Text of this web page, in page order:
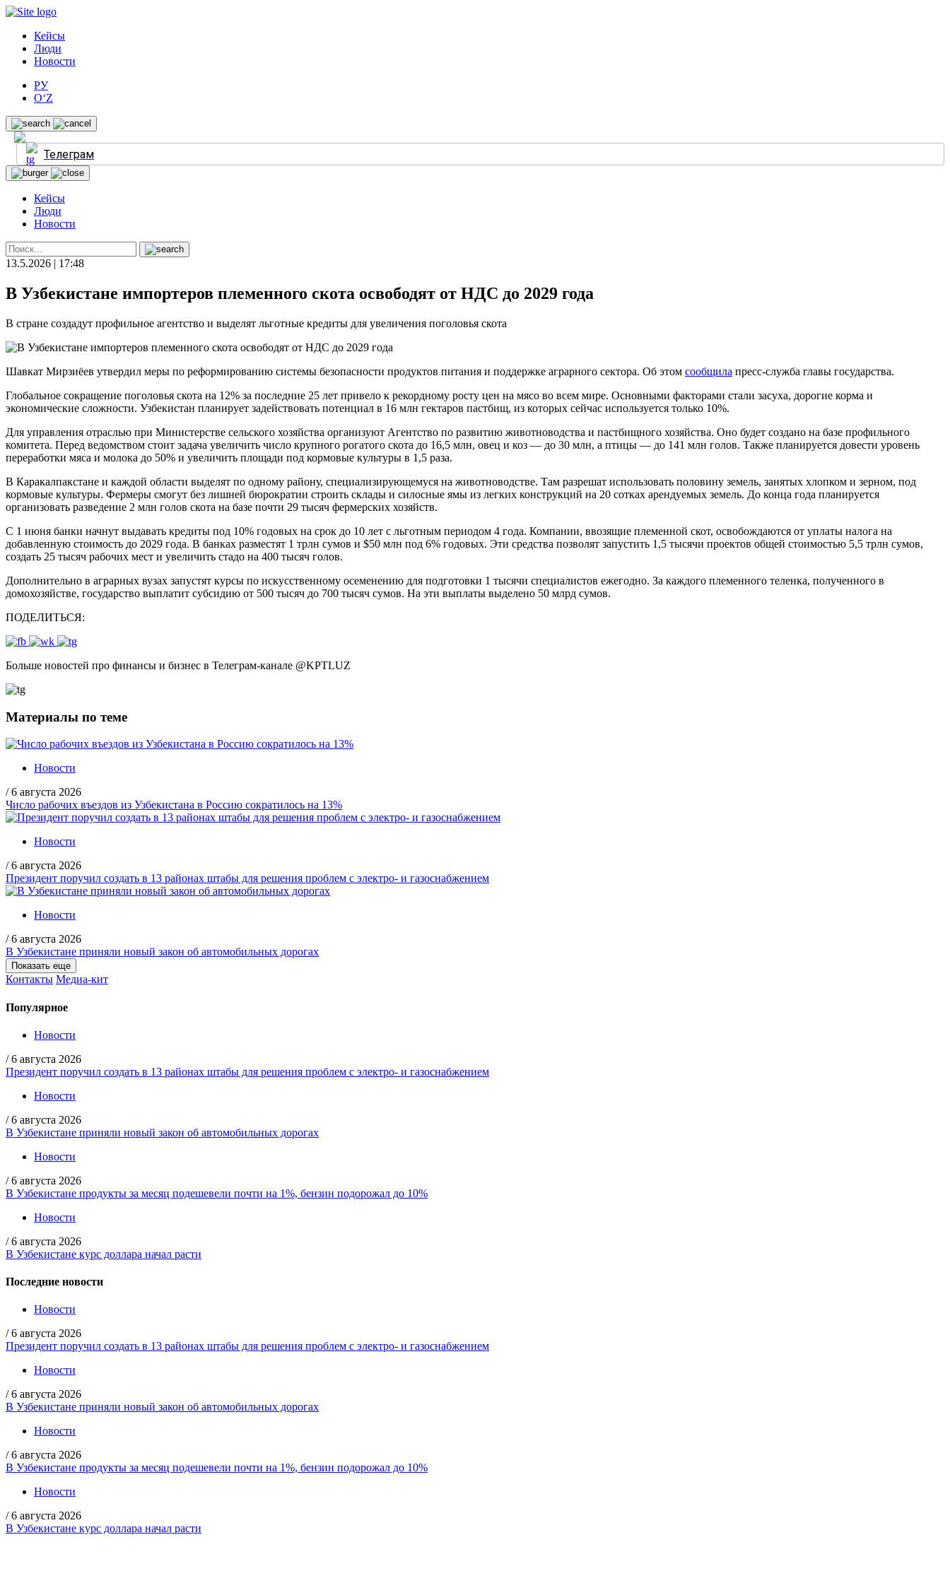
Кейсы
Люди
Новости
РУ
O‘Z
Телеграм
Кейсы
Люди
Новости
13.5.2026 | 17:48
В Узбекистане импортеров племенного скота освободят от НДС до 2029 года
В стране создадут профильное агентство и выделят льготные кредиты для увеличения поголовья скота
Шавкат Мирзиёев утвердил меры по реформированию системы безопасности продуктов питания и поддержке аграрного сектора. Об этом сообщила пресс-служба главы государства.
Глобальное сокращение поголовья скота на 12% за последние 25 лет привело к рекордному росту цен на мясо во всем мире. Основными факторами стали засуха, дорогие корма и
экономические сложности. Узбекистан планирует задействовать потенциал в 16 млн гектаров пастбищ, из которых сейчас используется только 10%.
Для управления отраслью при Министерстве сельского хозяйства организуют Агентство по развитию животноводства и пастбищного хозяйства. Оно будет создано на базе профильного
комитета. Перед ведомством стоит задача увеличить число крупного рогатого скота до 16,5 млн, овец и коз — до 30 млн, а птицы — до 141 млн голов. Также планируется довести уровень
переработки мяса и молока до 50% и увеличить площади под кормовые культуры в 1,5 раза.
В Каракалпакстане и каждой области выделят по одному району, специализирующемуся на животноводстве. Там разрешат использовать половину земель, занятых хлопком и зерном, под
кормовые культуры. Фермеры смогут без лишней бюрократии строить склады и силосные ямы из легких конструкций на 20 сотках арендуемых земель. До конца года планируется
организовать разведение 2 млн голов скота на базе почти 29 тысяч фермерских хозяйств.
С 1 июня банки начнут выдавать кредиты под 10% годовых на срок до 10 лет с льготным периодом 4 года. Компании, ввозящие племенной скот, освобождаются от уплаты налога на
добавленную стоимость до 2029 года. В банках разместят 1 трлн сумов и $50 млн под 6% годовых. Эти средства позволят запустить 1,5 тысячи проектов общей стоимостью 5,5 трлн сумов,
создать 25 тысяч рабочих мест и увеличить стадо на 400 тысяч голов.
Дополнительно в аграрных вузах запустят курсы по искусственному осеменению для подготовки 1 тысячи специалистов ежегодно. За каждого племенного теленка, полученного в
домохозяйстве, государство выплатит субсидию от 500 тысяч до 700 тысяч сумов. На эти выплаты выделено 50 млрд сумов.
ПОДЕЛИТЬСЯ:
Больше новостей про финансы и бизнес в Телеграм-канале @KPTLUZ
Материалы по теме
Новости
/ 6 августа 2026
Число рабочих въездов из Узбекистана в Россию сократилось на 13%
Новости
/ 6 августа 2026
Президент поручил создать в 13 районах штабы для решения проблем с электро- и газоснабжением
Новости
/ 6 августа 2026
В Узбекистане приняли новый закон об автомобильных дорогах
Показать еще
Контакты Медиа-кит
Популярное
Новости
/ 6 августа 2026
Президент поручил создать в 13 районах штабы для решения проблем с электро- и газоснабжением
Новости
/ 6 августа 2026
В Узбекистане приняли новый закон об автомобильных дорогах
Новости
/ 6 августа 2026
В Узбекистане продукты за месяц подешевели почти на 1%, бензин подорожал до 10%
Новости
/ 6 августа 2026
В Узбекистане курс доллара начал расти
Последние новости
Новости
/ 6 августа 2026
Президент поручил создать в 13 районах штабы для решения проблем с электро- и газоснабжением
Новости
/ 6 августа 2026
В Узбекистане приняли новый закон об автомобильных дорогах
Новости
/ 6 августа 2026
В Узбекистане продукты за месяц подешевели почти на 1%, бензин подорожал до 10%
Новости
/ 6 августа 2026
В Узбекистане курс доллара начал расти